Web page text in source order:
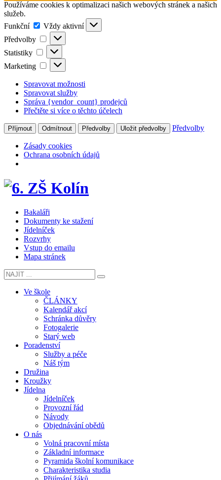
Používáme cookies k optimalizaci našich webových stránek a našich
služeb.
Funkční
Funkční
Vždy aktivní
Předvolby
Předvolby
Statistiky Statistiky
Marketing Marketing
Spravovat možnosti
Spravovat služby
Správa {vendor_count} prodejců
Přečtěte si více o těchto účelech
Příjmout Odmítnout Předvolby Uložit předvolby Předvolby
Zásady cookies
Ochrana osobních údajů
Bakaláři
Dokumenty ke stažení
Jídelníček
Rozvrhy
Vstup do emailu
Mapa stránek
Ve škole
ČLÁNKY
Kalendář akcí
Schránka důvěry
Fotogalerie
Starý web
Poradenství
Služby a péče
Náš tým
Družina
Kroužky
Jídelna
Jídelníček
Provozní řád
Návody
Objednávání obědů
O nás
Volná pracovní místa
Základní informace
Pyramida školní komunikace
Charakteristika studia